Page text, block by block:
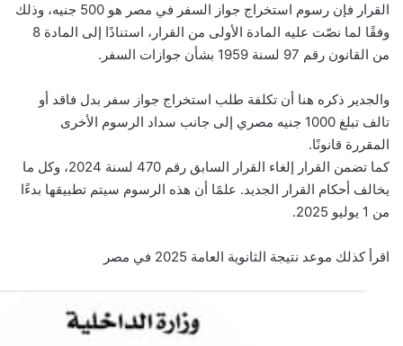
القرار فإن رسوم استخراج جواز السفر في مصر هو 500 جنيه، وذلك
وفقًا لما نصّت عليه المادة الأولى من القرار، استنادًا إلى المادة 8
من القانون رقم 97 لسنة 1959 بشأن جوازات السفر.
والجدير ذكره هنا أن تكلفة طلب استخراج جواز سفر بدل فاقد أو
تالف تبلغ 1000 جنيه مصري إلى جانب سداد الرسوم الأخرى
المقررة قانونًا.
كما تضمن القرار إلغاء القرار السابق رقم 470 لسنة 2024، وكل ما
يخالف أحكام القرار الجديد. علمًا أن هذه الرسوم سيتم تطبيقها بدءًا
من 1 يوليو 2025.
اقرأ كذلك موعد نتيجة الثانوية العامة 2025 في مصر